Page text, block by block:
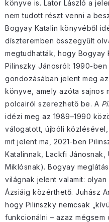
könyve is. Lator László a
nem tudott részt venni a
Bogyay Katalin könyvéből
díszteremben összegyűlt
megtudhatták, hogy Bogyay
Pilinszky Jánosról: 1990-
gondozásában jelent meg az
könyve, amely azóta sajnos
polcairól szerezhető be. A
idézi meg az 1989–1990
válogatott, újbóli
mit jelent ma, 2021-ben
Katalinnak, Lackfi Jánosnak,
Miklósnak). Bogyay
világnak jelent valamit:
Ázsiáig közérthető. Juhász
hogy Pilinszky nemcsak
funkcionálni – azaz mégsem